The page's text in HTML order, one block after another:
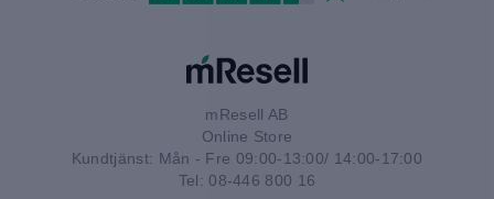
mResell AB
Online Store
Kundtjänst: Mån - Fre 09:00-13:00/ 14:00-17:00
Tel: 08-446 800 16